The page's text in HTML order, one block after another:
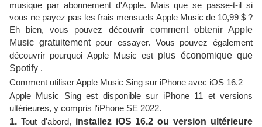
musique par abonnement d'Apple. Mais que se passe-t-il si
vous ne payez pas les frais mensuels Apple Music de 10,99 $ ?
Eh bien, vous pouvez découvrir comment obtenir Apple
Music gratuitementpour essayer. Vous pouvez également
découvrir pourquoi Apple Music est plus économique que
Spotify .
Comment utiliser Apple Music Sing sur iPhone avec iOS 16.2
Apple Music Sing est disponible sur iPhone 11 et versions
ultérieures, y compris l'iPhone SE 2022.
1. Tout d'abord, installez iOS 16.2 ou version ultérieure